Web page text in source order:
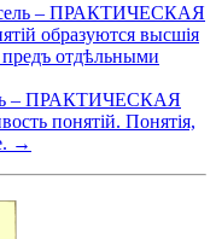
– ПРАКТИЧЕСКАЯ
образуются высшія
предъ отдѣльными
– ПРАКТИЧЕСКАЯ
понятій. Понятія,
→